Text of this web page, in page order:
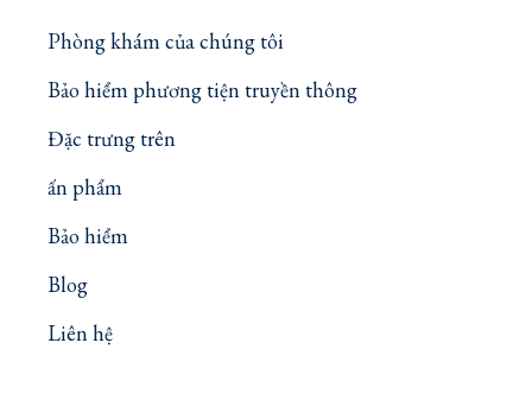
Phòng khám của chúng tôi
Bảo hiểm phương tiện truyền thông
Đặc trưng trên
ấn phẩm
Bảo hiểm
Blog
Liên hệ